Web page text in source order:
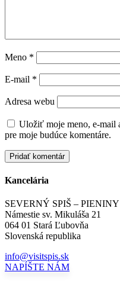
Meno *
E-mail *
Adresa webu
Uložiť moje meno, e-mail
pre moje budúce komentáre.
Kancelária
SEVERNÝ SPIŠ – PIENINY
Námestie sv. Mikuláša 21
064 01 Stará Ľubovňa
Slovenská republika
info@visitspis.sk
NAPÍŠTE NÁM